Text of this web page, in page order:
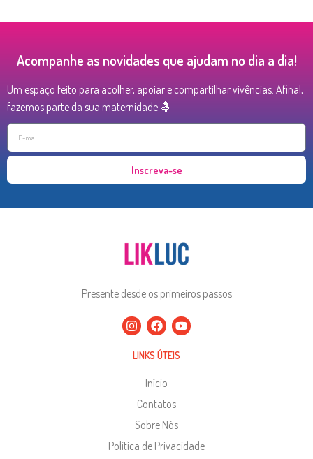
Acompanhe as novidades que ajudam no dia a dia!
Um espaço feito para acolher, apoiar e compartilhar vivências. Afinal,
fazemos parte da sua maternidade 🤱
Inscreva-se
Presente desde os primeiros passos
LINKS ÚTEIS
Início
Contatos
Sobre Nós
Política de Privacidade